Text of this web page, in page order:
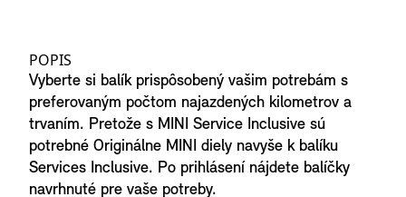
POPIS
Vyberte si balík prispôsobený vašim potrebám s
preferovaným počtom najazdených kilometrov a
trvaním. Pretože s MINI Service Inclusive sú
potrebné Originálne MINI diely navyše k balíku
Services Inclusive. Po prihlásení nájdete balíčky
navrhnuté pre vaše potreby.